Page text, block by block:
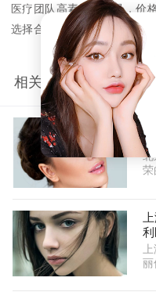
医疗团队高素质，但是，价
选择合适的医院。
相关推荐
北
荣